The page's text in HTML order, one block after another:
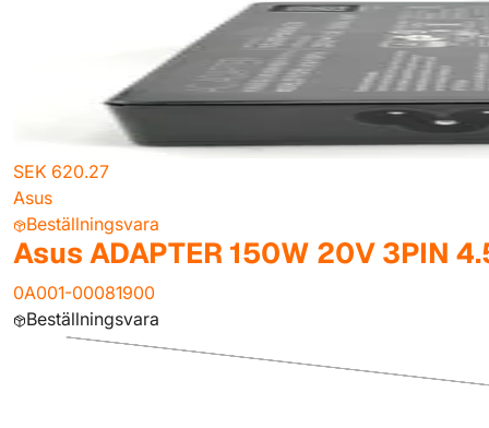
SEK 620.27
Asus
Beställningsvara
Asus ADAPTER 150W 20V 3PIN
0A001-00081900
Beställningsvara